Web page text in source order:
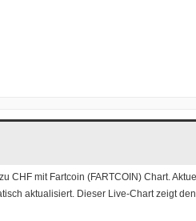
CHFmit Fartcoin (FARTCOIN) Chart.
aktualisiert. Dieser Live-Chart zeigt den